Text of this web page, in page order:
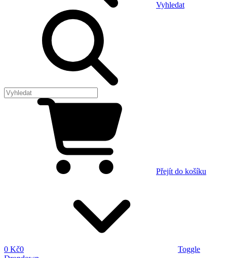
Vyhledat
Přejít do košíku
0 Kč0
Toggle